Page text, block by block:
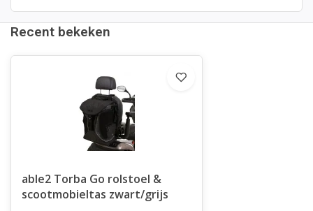
Recent bekeken
able2 Torba Go rolstoel &
scootmobieltas zwart/grijs